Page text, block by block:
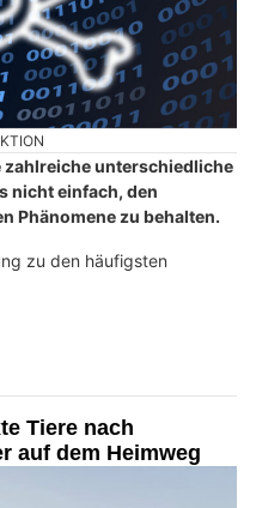
zahlreiche unterschiedliche
nicht einfach, den
Phänomene zu behalten.
zu den häufigsten
Tiere nach
auf dem Heimweg